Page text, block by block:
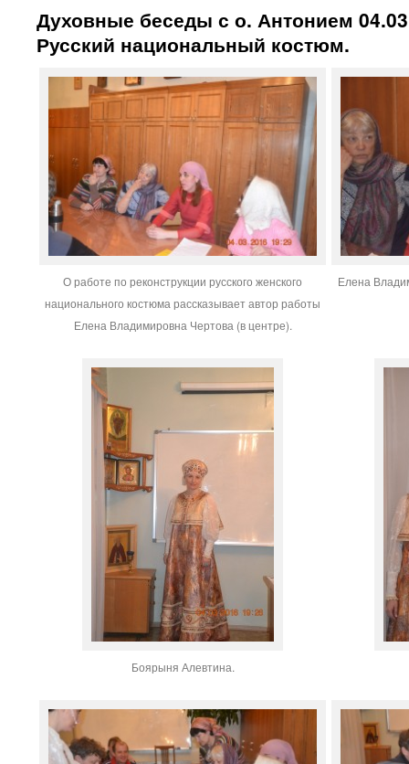
Духовные беседы с о. Антонием
Русский национальный костюм.
О работе по реконструкции русского женского
национального костюма рассказывает автор работы
Елена Владимировна Чертова (в центре).
Елена
Боярыня Алевтина.